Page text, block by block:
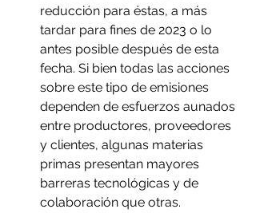
reducción para éstas, a más
tardar para fines de 2023 o lo
antes posible después de esta
fecha. Si bien todas las acciones
sobre este tipo de emisiones
dependen de esfuerzos aunados
entre productores, proveedores
y clientes, algunas materias
primas presentan mayores
barreras tecnológicas y de
colaboración que otras.